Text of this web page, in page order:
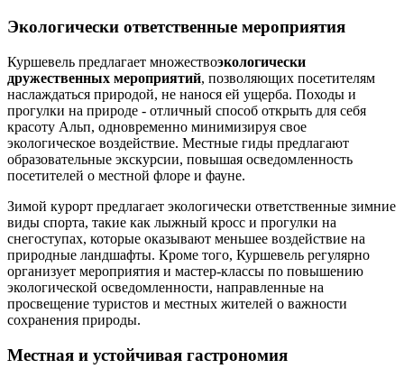
Экологически ответственные мероприятия
Куршевель предлагает множествоэкологически
дружественных мероприятий, позволяющих посетителям
наслаждаться природой, не нанося ей ущерба. Походы и
прогулки на природе - отличный способ открыть для себя
красоту Альп, одновременно минимизируя свое
экологическое воздействие. Местные гиды предлагают
образовательные экскурсии, повышая осведомленность
посетителей о местной флоре и фауне.
Зимой курорт предлагает экологически ответственные зимние
виды спорта, такие как лыжный кросс и прогулки на
снегоступах, которые оказывают меньшее воздействие на
природные ландшафты. Кроме того, Куршевель регулярно
организует мероприятия и мастер-классы по повышению
экологической осведомленности, направленные на
просвещение туристов и местных жителей о важности
сохранения природы.
Местная и устойчивая гастрономия